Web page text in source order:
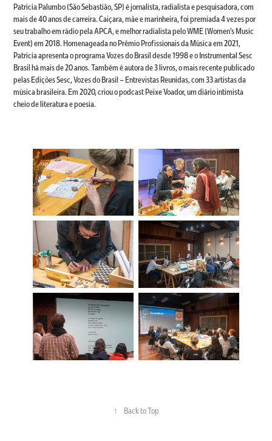
Patricia Palumbo (São Sebastião, SP) é jornalista, radialista e pesquisadora, com
mais de 40 anos de carreira. Caiçara, mãe e marinheira, foi premiada 4 vezes por
seu trabalho em rádio pela APCA, e melhor radialista pelo WME (Women's Music
Event) em 2018. Homenageada no Prêmio Profissionais da Música em 2021,
Patricia apresenta o programa Vozes do Brasil desde 1998 e o Instrumental Sesc
Brasil há mais de 20 anos. Também é autora de 3 livros, o mais recente publicado
pelas Edições Sesc, Vozes do Brasil – Entrevistas Reunidas, com 33 artistas da
música brasileira. Em 2020, criou o podcast Peixe Voador, um diário intimista
cheio de literatura e poesia.
↑ Back to Top